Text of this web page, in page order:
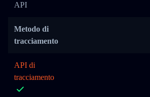
API
Metodo di
tracciamento
API di
tracciamento